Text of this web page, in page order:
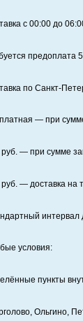
с 00:00 до
предоплата
по
— при
— при сумме
— доставка на
интервал
условия:
пункты
Ольгино,